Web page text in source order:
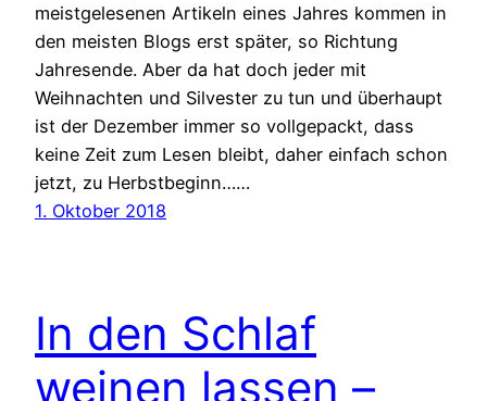
meistgelesenen Artikeln eines Jahres kommen in
den meisten Blogs erst später, so Richtung
Jahresende. Aber da hat doch jeder mit
Weihnachten und Silvester zu tun und überhaupt
ist der Dezember immer so vollgepackt, dass
keine Zeit zum Lesen bleibt, daher einfach schon
jetzt, zu Herbstbeginn……
1. Oktober 2018
In den Schlaf
weinen lassen –